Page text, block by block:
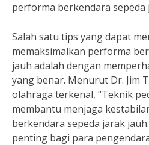
performa berkendara sepeda
Salah satu tips yang dapat
memaksimalkan performa
jauh adalah dengan
yang benar. Menurut Dr. Jim
olahraga terkenal, “Teknik
membantu menjaga
berkendara sepeda jarak
penting bagi para